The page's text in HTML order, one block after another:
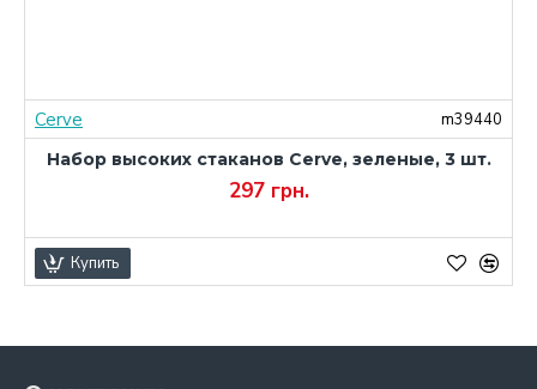
Cerve
m39440
Набор высоких стаканов Cerve, зеленые, 3 шт.
297 грн.
Купить